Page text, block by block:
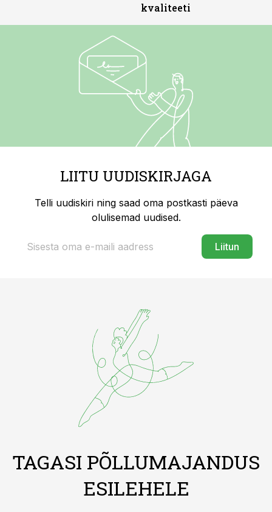
kvaliteeti
LIITU UUDISKIRJAGA
Telli uudiskiri ning saad oma postkasti päeva
olulisemad uudised.
Liitun
TAGASI PÕLLUMAJANDUS
ESILEHELE